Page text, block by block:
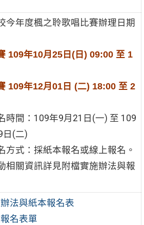
今年度楓之聆歌唱比賽辦理日期
年10月25日(日) 09:00 至 1
年12月01日 (二) 18:00 至 2
時間：109年9月21日(一) 至 109
日(二)
方式：採紙本報名或線上報名。
相關資訊詳見附檔實施辦法與報
法與紙本報名表
名表單